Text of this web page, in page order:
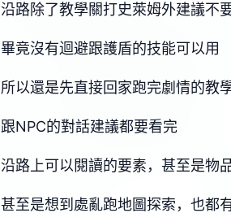
沿路除了教學關打史萊姆外建議不
畢竟沒有迴避跟護盾的技能可以用
所以還是先直接回家跑完劇情的教
跟NPC的對話建議都要看完
沿路上可以閱讀的要素，甚至是物
甚至是想到處亂跑地圖探索，也都